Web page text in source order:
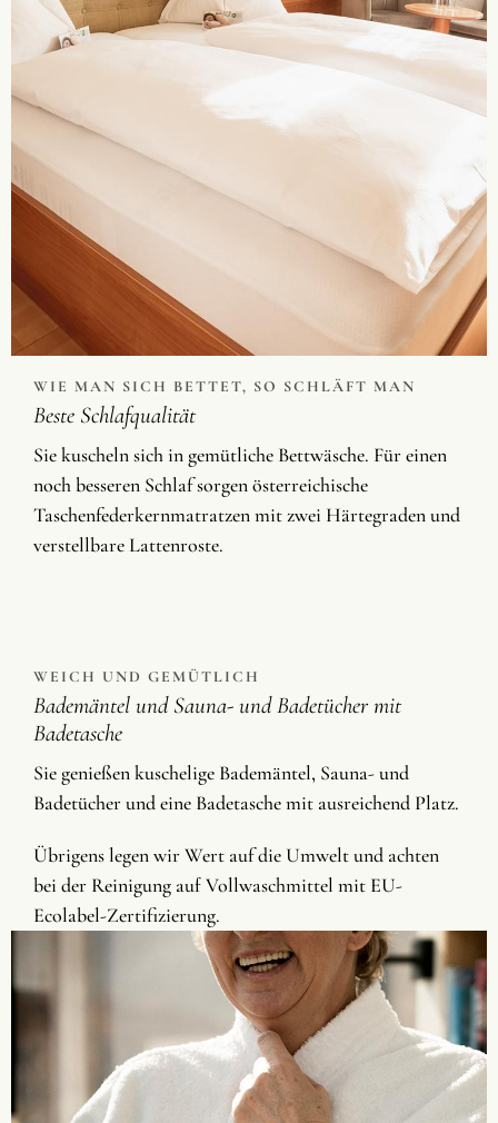
WIE MAN SICH BETTET, SO SCHLÄFT MAN
Beste Schlafqualität
Sie kuscheln sich in gemütliche Bettwäsche. Für einen
noch besseren Schlaf sorgen österreichische
Taschenfederkernmatratzen mit zwei Härtegraden und
verstellbare Lattenroste.
WEICH UND GEMÜTLICH
Bademäntel und Sauna- und Badetücher mit
Badetasche
Sie genießen kuschelige Bademäntel, Sauna- und
Badetücher und eine Badetasche mit ausreichend Platz.
Übrigens legen wir Wert auf die Umwelt und achten
bei der Reinigung auf Vollwaschmittel mit EU-
Ecolabel-Zertifizierung.